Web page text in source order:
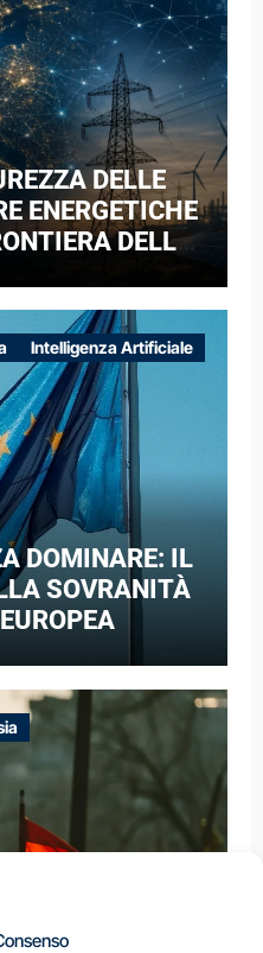
DELLE
ENERGETICHE
DELLA
ELETTRICHE
DELLA
IBRIDA
Intelligenza Artificiale
DOMINARE: IL
SOVRANITÀ